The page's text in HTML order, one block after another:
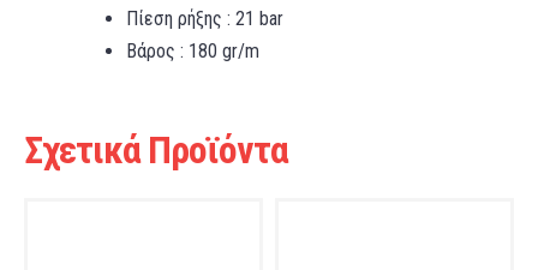
Πίεση ρήξης : 21 bar
Βάρος : 180 gr/m
Σχετικά Προϊόντα